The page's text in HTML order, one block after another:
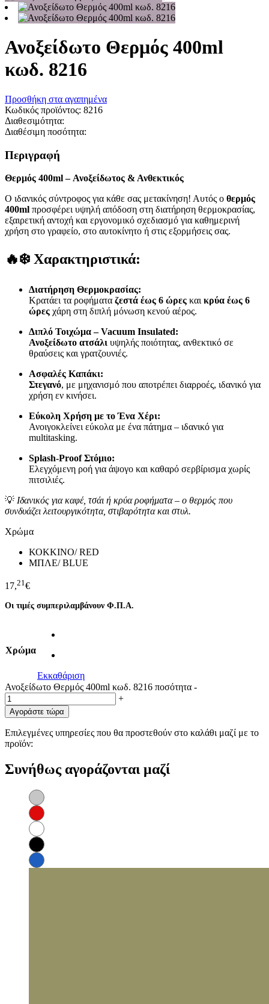
Ανοξείδωτο Θερμός 400ml
κωδ. 8216
Προσθήκη στα αγαπημένα
Κωδικός προϊόντος: 8216
Διαθεσιμότητα:
Διαθέσιμη ποσότητα:
Περιγραφή
Θερμός 400ml – Ανοξείδωτος & Ανθεκτικός
Ο ιδανικός σύντροφος για κάθε σας μετακίνηση! Αυτός ο θερμός
400ml προσφέρει υψηλή απόδοση στη διατήρηση θερμοκρασίας,
εξαιρετική αντοχή και εργονομικό σχεδιασμό για καθημερινή
χρήση στο γραφείο, στο αυτοκίνητο ή στις εξορμήσεις σας.
🔥❄️ Χαρακτηριστικά:
Διατήρηση Θερμοκρασίας:
Κρατάει τα ροφήματα ζεστά έως 6 ώρες και κρύα έως 6
ώρες χάρη στη διπλή μόνωση κενού αέρος.
Διπλό Τοιχώμα – Vacuum Insulated:
Ανοξείδωτο ατσάλι υψηλής ποιότητας, ανθεκτικό σε
θραύσεις και γρατζουνιές.
Ασφαλές Καπάκι:
Στεγανό, με μηχανισμό που αποτρέπει διαρροές, ιδανικό για
χρήση εν κινήσει.
Εύκολη Χρήση με το Ένα Χέρι:
Ανοιγοκλείνει εύκολα με ένα πάτημα – ιδανικό για
multitasking.
Splash-Proof Στόμιο:
Ελεγχόμενη ροή για άψογο και καθαρό σερβίρισμα χωρίς
πιτσιλιές.
💡 Ιδανικός για καφέ, τσάι ή κρύα ροφήματα – ο θερμός που
συνδυάζει λειτουργικότητα, στιβαρότητα και στυλ.
Χρώμα
ΚΟΚΚΙΝΟ/ RED
ΜΠΛΕ/ BLUE
17,21 €
Οι τιμές συμπεριλαμβάνουν Φ.Π.Α.
Χρώμα
Εκκαθάριση
Ανοξείδωτο Θερμός 400ml κωδ. 8216 ποσότητα -
+
Αγοράστε τώρα
Επιλεγμένες υπηρεσίες που θα προστεθούν στο καλάθι μαζί με το
προϊόν:
Συνήθως αγοράζονται μαζί